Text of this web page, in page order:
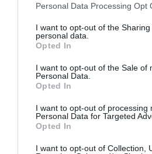
Personal Data Processing Opt
I want to opt-out of the
personal data.
Opted In
I want to opt-out of the Sale of
Personal Data.
Opted In
I want to opt-out of processing
Personal Data for Targeted
Opted In
I want to opt-out of Collection,
I si de Suïssa destacàvem la
del camp de la química, l’as
és la tecnologia. El país
col·locar dos clústers
Estocolm (40a posició) i
dos casos centrats en
acadèmic principal. Amb tot,
quant a la principal categoria